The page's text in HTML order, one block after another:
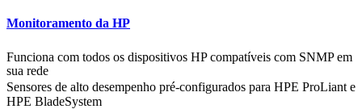
Monitoramento da HP
Funciona com todos os dispositivos HP compatíveis com SNMP em
sua rede
Sensores de alto desempenho pré-configurados para HPE ProLiant e
HPE BladeSystem